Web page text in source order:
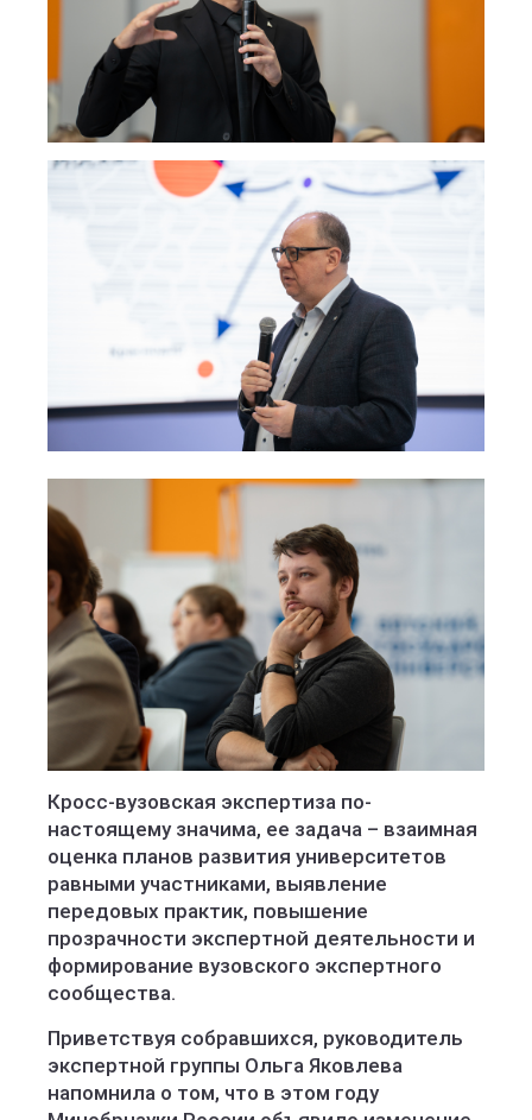
Кросс-вузовская экспертиза по-
настоящему значима, ее задача – взаимная
оценка планов развития университетов
равными участниками, выявление
передовых практик, повышение
прозрачности экспертной деятельности и
формирование вузовского экспертного
сообщества.
Приветствуя собравшихся, руководитель
экспертной группы Ольга Яковлева
напомнила о том, что в этом году